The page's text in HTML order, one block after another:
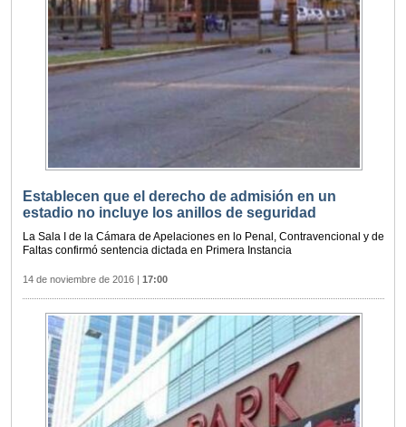
Establecen que el derecho de admisión en un
estadio no incluye los anillos de seguridad
La Sala I de la Cámara de Apelaciones en lo Penal, Contravencional y de
Faltas confirmó sentencia dictada en Primera Instancia
14 de noviembre de 2016 | 17:00